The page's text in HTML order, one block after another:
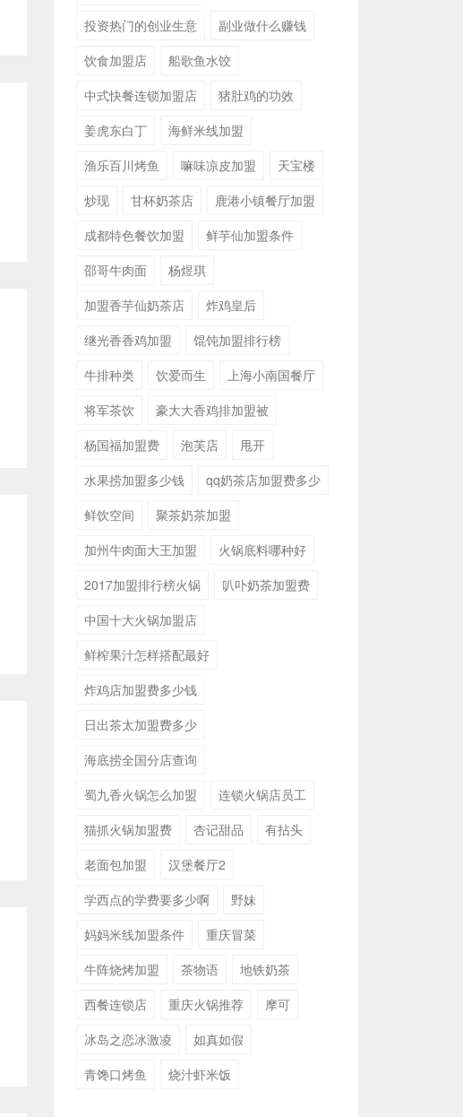
投资热门的创业生意
副业做什么赚钱
饮食加盟店
船歌鱼水饺
中式快餐连锁加盟店
猪肚鸡的功效
姜虎东白丁
海鲜米线加盟
渔乐百川烤鱼
嘛味凉皮加盟
天宝楼
炒现
甘杯奶茶店
鹿港小镇餐厅加盟
成都特色餐饮加盟
鲜芋仙加盟条件
邵哥牛肉面
杨煜琪
加盟香芋仙奶茶店
炸鸡皇后
继光香香鸡加盟
馄饨加盟排行榜
牛排种类
饮爱而生
上海小南国餐厅
将军茶饮
豪大大香鸡排加盟被
杨国福加盟费
泡芙店
甩开
水果捞加盟多少钱
qq奶茶店加盟费多少
鲜饮空间
聚茶奶茶加盟
加州牛肉面大王加盟
火锅底料哪种好
2017加盟排行榜火锅
叭卟奶茶加盟费
中国十大火锅加盟店
鲜榨果汁怎样搭配最好
炸鸡店加盟费多少钱
日出茶太加盟费多少
海底捞全国分店查询
蜀九香火锅怎么加盟
连锁火锅店员工
猫抓火锅加盟费
杏记甜品
有拈头
老面包加盟
汉堡餐厅2
学西点的学费要多少啊
野妹
妈妈米线加盟条件
重庆冒菜
牛阵烧烤加盟
茶物语
地铁奶茶
西餐连锁店
重庆火锅推荐
摩可
冰岛之恋冰激凌
如真如假
青馋口烤鱼
烧汁虾米饭